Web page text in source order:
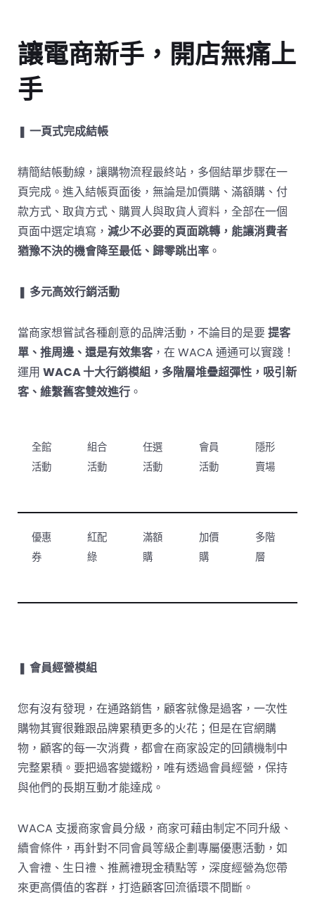
讓電商新手，開店無痛上
手
❚ 一頁式完成結帳
精簡結帳動線，讓購物流程最終站，多個結單步驟在一
頁完成。進入結帳頁面後，無論是加價購、滿額購、付
款方式、取貨方式、購買人與取貨人資料，全部在一個
頁面中選定填寫， 減少不必要的頁面跳轉，能讓消費者
猶豫不決的機會降至最低、歸零跳出率 。
❚ 多元高效行銷活動
當商家想嘗試各種創意的品牌活動，不論目的是要提客
單、推周邊、還是有效集客 ，在 WACA 通通可以實踐！
運用 WACA 十大行銷模組，多階層堆疊超彈性，吸引新
客、維繫舊客雙效進行 。
全館
活動
組合
活動
任選
活動
會員
活動
隱形
賣場
優惠
券
紅配
綠
滿額
購
加價
購
多階
層
❚ 會員經營模組
您有沒有發現，在通路銷售，顧客就像是過客，一次性
購物其實很難跟品牌累積更多的火花；但是在官網購
物，顧客的每一次消費，都會在商家設定的回饋機制中
完整累積。要把過客變鐵粉，唯有透過會員經營，保持
與他們的長期互動才能達成。
WACA 支援商家會員分級，商家可藉由制定不同升級、
續會條件，再針對不同會員等級企劃專屬優惠活動，如
入會禮、生日禮、推薦禮現金積點等，深度經營為您帶
來更高價值的客群，打造顧客回流循環不間斷。